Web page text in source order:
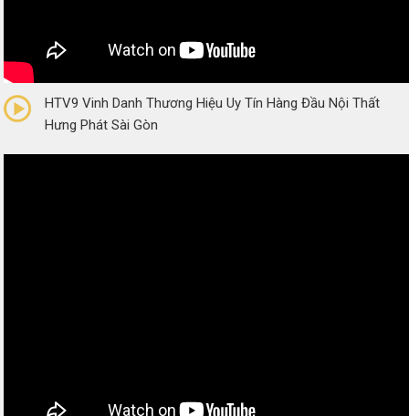
(0 Reviews)
HTV9 Vinh Danh Thương Hiệu Uy Tín Hàng Đầu Nội Thất
Hưng Phát Sài Gòn